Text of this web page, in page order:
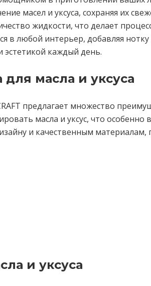
масел и уксуса, сохраняя их
жидкости, что делает
любой интерьер, добавляя нотку
каждый день.
масла и уксуса
предлагает множество
масла и уксус, что
и качественным
и уксуса